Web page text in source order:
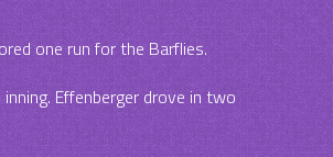
one run for the Barflies.
Effenberger drove in two